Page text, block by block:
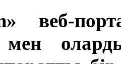
веб-
мен